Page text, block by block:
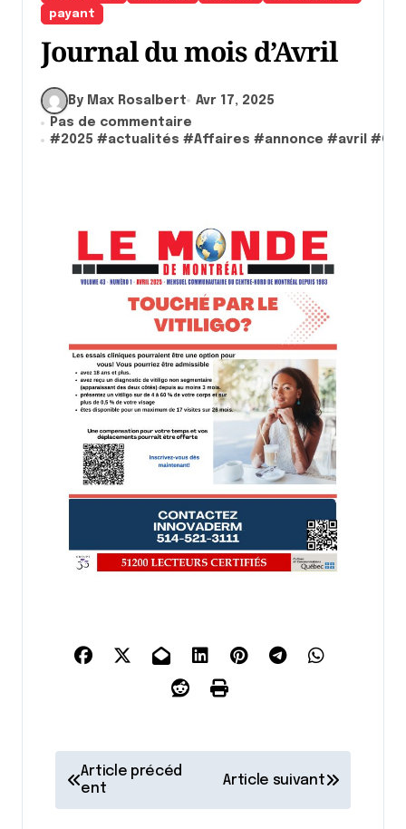
payant
Journal du mois d’Avril
By Max Rosalbert
Avr 17, 2025
Pas de commentaire
#2025 #actualités #Affaires #annonce #avril #
Article précéd
ent
Article suivant